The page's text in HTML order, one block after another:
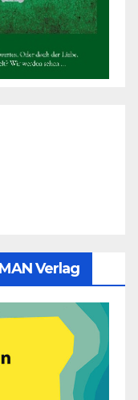
Verlag